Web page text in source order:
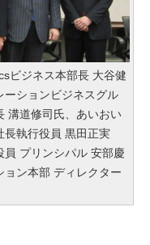
ビジネス本部長 大谷健
ーションビジネスグル
溝道修司氏、あいおい
長執行役員 黒田正実
プリンシパル 安部慶
ン本部 ディレクター